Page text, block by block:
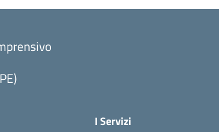
I Servizi